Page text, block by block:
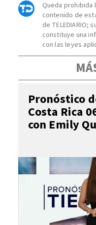
Queda
contenido de
de TELEDIARIO;
constituye una
con las leyes
Pronóstico
Costa Rica
con Emily